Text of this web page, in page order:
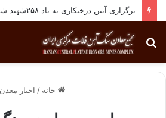
برگزاری آیین درختکاری به یاد ۲۵۸شهید شهرستان بافق
جستجو
برای
خانه / اخبار معدن